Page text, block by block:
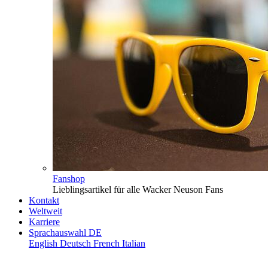
Fanshop
Lieblingsartikel für alle Wacker Neuson Fans
Kontakt
Weltweit
Karriere
Sprachauswahl DE
English Deutsch French Italian